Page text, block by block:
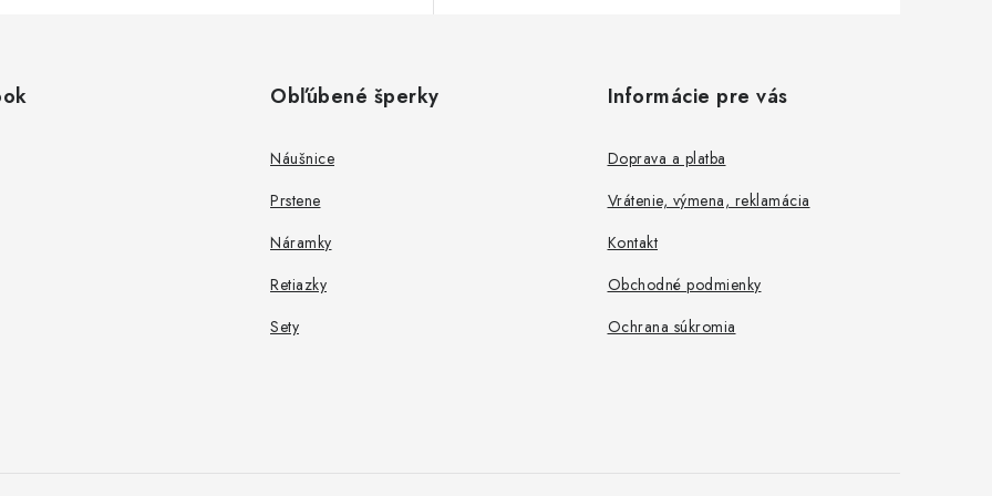
Obľúbené šperky
Náušnice
Prstene
Náramky
Retiazky
Sety
Informácie pre vás
Doprava a platba
Vrátenie, výmena, reklamácia
Kontakt
Obchodné podmienky
Ochrana súkromia